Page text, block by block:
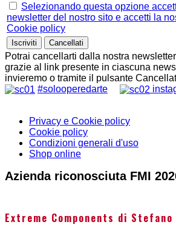
Selezionando questa opzione
newsletter del nostro sito e accetti la
Cookie policy
Potrai cancellarti dalla nostra
grazie al link presente in ciascuna
invieremo o tramite il pulsante
#solooperedarte
Privacy e Cookie policy
Cookie policy
Condizioni generali d'uso
Shop online
Azienda riconosciuta FMI
Extreme Components di